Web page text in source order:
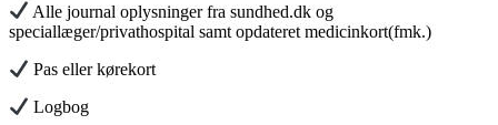
Alle journal oplysninger fra sundhed.dk og
speciallæger/privathospital samt opdateret medicinkort(fmk.)
Pas eller kørekort
Logbog